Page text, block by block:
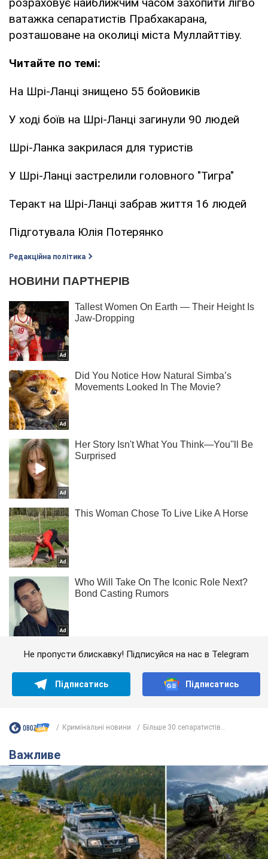
ватажка сепаратистів Прабхакарана,
розташоване на околиці міста Муллайттіву.
Читайте по темі:
На Шрі-Ланці знищено 55 бойовиків
У ході боїв на Шрі-Ланці загинули 90 людей
Шрі-Ланка закрилася для туристів
У Шрі-Ланці застрелили головного "Тигра"
Теракт на Шрі-Ланці забрав життя 16 людей
Підготувала Юлія Потерянко
Редакційна політика
Не пропусти блискавку! Підписуйся на нас в Telegram
Підписатись Підписатись
Кримінальні новини Більше 30 сепаратистів...
Важливе